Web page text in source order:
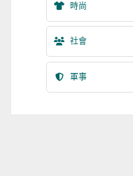
時尚
社會
軍事